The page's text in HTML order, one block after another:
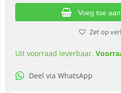
Voeg toe
Zet op
Uit voorraad leverbaar.
Deel via WhatsApp